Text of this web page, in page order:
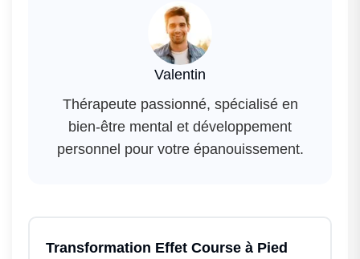
Valentin
Thérapeute passionné, spécialisé en
bien-être mental et développement
personnel pour votre épanouissement.
Transformation Effet Course à Pied